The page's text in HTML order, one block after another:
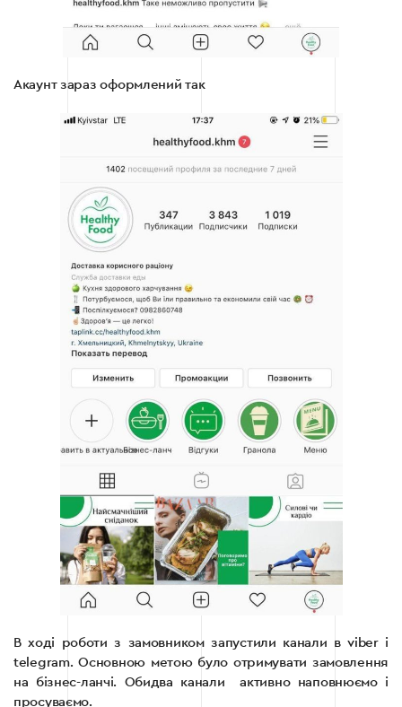
Акаунт зараз оформлений так
В ході роботи з замовником запустили канали в viber і
telegram. Основною метою було отримувати замовлення
на бізнес-ланчі. Обидва канали активно наповнюємо і
просуваємо.